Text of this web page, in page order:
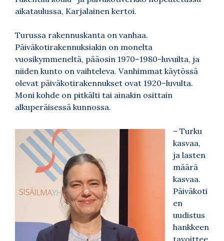
aikataulussa, Karjalainen kertoi.
Turussa rakennuskanta on vanhaa.
Päiväkotirakennuksiakin on monelta
vuosikymmeneltä, pääosin 1970–1980-luvuilta, ja
niiden kunto on vaihteleva. Vanhimmat käytössä
olevat päiväkotirakennukset ovat 1920–luvulta.
Moni kohde on pitkälti tai ainakin osittain
alkuperäisessä kunnossa.
– Turku
kasvaa,
ja lasten
määrä
kasvaa.
Päiväkoti
en
uudistus
hankkeen